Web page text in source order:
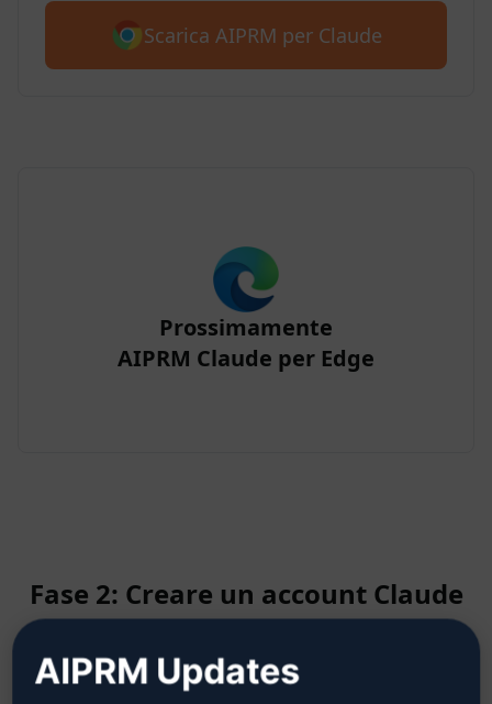
Scarica AIPRM per Claude
Prossimamente
AIPRM Claude per Edge
Fase 2: Creare un account Claude
Fare clic qui per sapere come
AIPRM Updates